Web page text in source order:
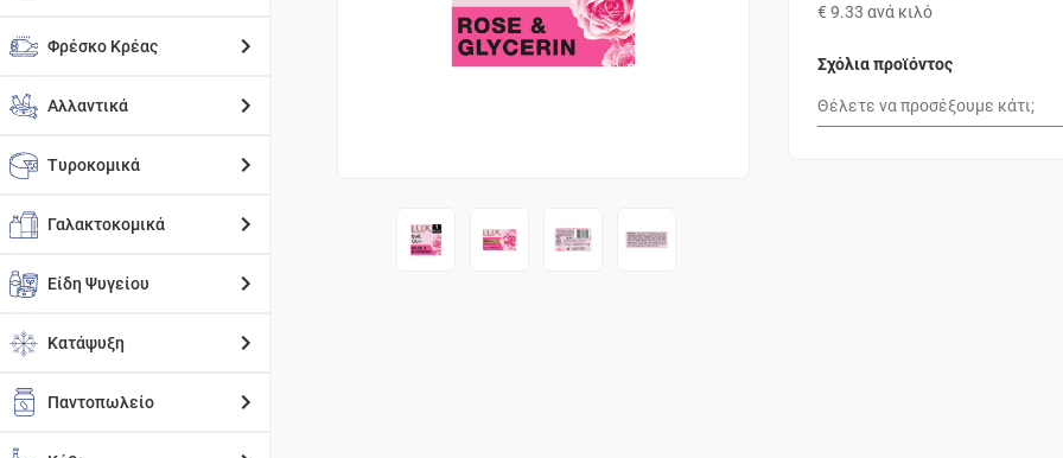
Φρέσκο Κρέας
Αλλαντικά
Τυροκομικά
Γαλακτοκομικά
Είδη Ψυγείου
Κατάψυξη
Παντοπωλείο
€ 9.33 ανά κιλό
Σχόλια προϊόντος